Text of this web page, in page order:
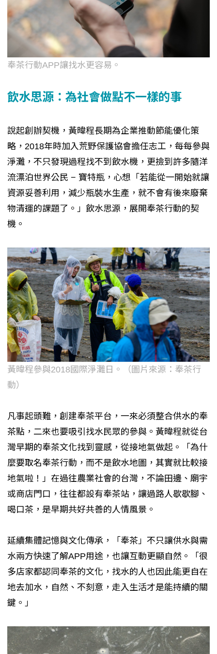
奉茶行動APP讓找水更容易。
飲水思源：為社會做點不一樣的事
說起創辦契機，黃暐程長期為企業推動節能優化策
略，2018年時加入荒野保護協會擔任志工，每每參與
淨灘，不只發現過程找不到飲水機，更撿到許多隨洋
流漂泊世界公民 − 寶特瓶，心想「若能從一開始就讓
資源妥善利用，減少瓶裝水生產，就不會有後來廢棄
物清運的課題了。」飲水思源，展開奉茶行動的契
機。
黃暐程參與2018國際淨灘日。（圖片來源：奉茶行
動）
凡事起頭難，創建奉茶平台，一來必須整合供水的奉
茶點，二來也要吸引找水民眾的參與。黃暐程就從台
灣早期的奉茶文化找到靈感，從接地氣做起。「為什
麼要取名奉茶行動，而不是飲水地圖，其實就比較接
地氣啦！」在過往農業社會的台灣，不論田邊、廟宇
或商店門口，往往都設有奉茶站，讓過路人歇歇腳、
喝口茶，是早期共好共善的人情風景。
延續集體記憶與文化傳承，「奉茶」不只讓供水與需
水兩方快速了解APP用途，也讓互動更顯自然。「很
多店家都認同奉茶的文化，找水的人也因此能更自在
地去加水，自然、不刻意，走入生活才是能持續的關
鍵。」